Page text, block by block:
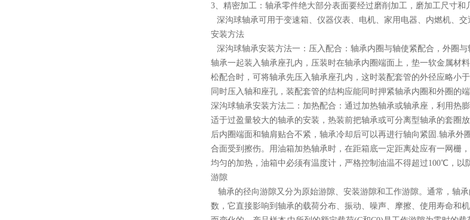
3、精密加工：轴承零件绝大部分表面要经过磨削加工，磨加工尺寸和
深沟球轴承可用于变速箱、仪器仪表、电机、家用电器、内燃机、
安装方法
深沟球轴承安装方法一：压入配合：轴承内圈与轴使紧配合，外圈
轴承一起装入轴承座孔内，压装时在轴承内圈端面上，垫一软金属材
松配合时，可将轴承先压入轴承座孔内，这时装配套管的外径应略小
同时压入轴和座孔，装配套管的结构应能同时押紧轴承内圈和外圈的端
深沟球轴承安装方法二：加热配合：通过加热轴承或轴承座，利用热
适于过盈量较大的轴承的安装，热装前把轴承或可分离型轴承的套圈
后内圈端面和轴肩贴合不紧，轴承冷却后可以再进行轴向紧固.轴承
合面受到擦伤。用油箱加热轴承时，在距箱底一定距离处应有一网栅
均匀的加热，油箱中必须有温度计，严格控制油温不得超过100℃，以
游隙
轴承的径向游隙又分为原始游隙、安装游隙和工作游隙。通常，轴
数，它直接影响到轴承的载荷分布、振动、噪声、摩擦、使用寿命和